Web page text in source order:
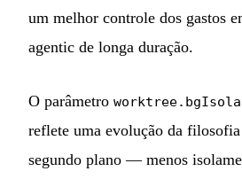
um melhor controle dos gastos
agentic de longa duração.
O parâmetro
reflete uma evolução da filosofia
segundo plano — menos